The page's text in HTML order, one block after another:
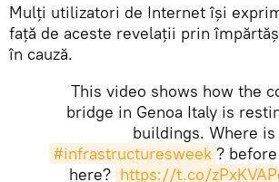
Mulți utilizatori de Internet își
față de aceste revelații prin
în cauză.
This video shows how the
bridge in Genoa Italy is
buildings. Where is
#infrastructuresweek ?
here? https://t.co/